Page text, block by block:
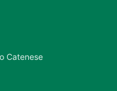
Catenese